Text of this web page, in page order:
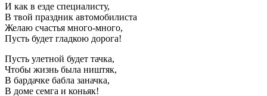
И как в езде специалисту,
В твой праздник автомобилиста
Желаю счастья много-много,
Пусть будет гладкою дорога!
Пусть улетной будет тачка,
Чтобы жизнь была ништяк,
В бардачке бабла заначка,
В доме семга и коньяк!